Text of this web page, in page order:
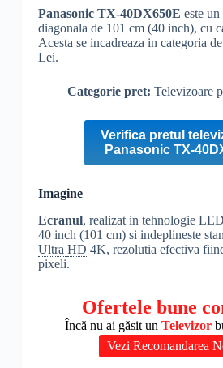
Panasonic TX-40DX650E este
diagonala de 101 cm (40 inch), cu
Acesta se incadreaza in categoria
Lei.
Categorie pret:Televizoare
Verifica pretul
Panasonic TX-
Imagine
Ecranul, realizat in tehnologie
40 inch (101 cm) si indeplineste
Ultra HD 4K, rezolutia efectiva
pixeli.
Ofertele bune
Încă nu ai găsit unTelevizor
Vezi Recomandarea